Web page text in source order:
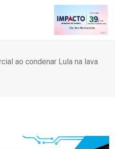
ao condenar Lula na lava